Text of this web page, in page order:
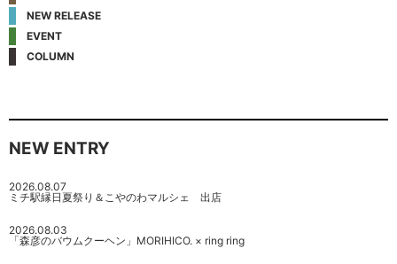
NEW RELEASE
EVENT
COLUMN
NEW ENTRY
2026.08.07
ミチ駅縁日夏祭り＆こやのわマルシェ 出店
2026.08.03
「森彦のバウムクーヘン」MORIHICO. × ring ring